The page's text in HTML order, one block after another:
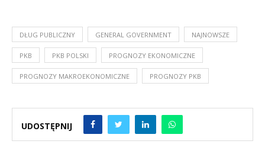
DŁUG PUBLICZNY GENERAL GOVERNMENT NAJNOWSZE
PKB PKB POLSKI PROGNOZY EKONOMICZNE
PROGNOZY MAKROEKONOMICZNE PROGNOZY PKB
UDOSTĘPNIJ